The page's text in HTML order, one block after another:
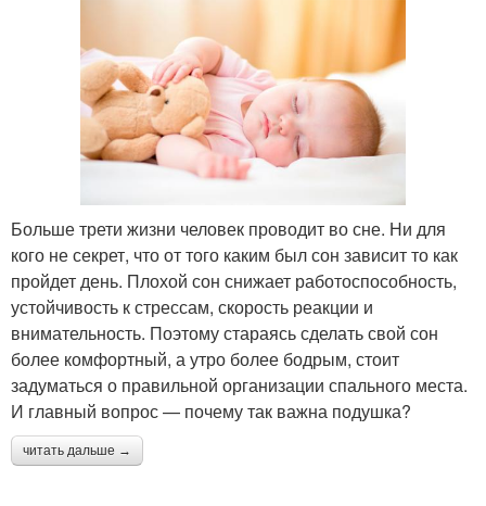
Больше трети жизни человек проводит во сне. Ни для
кого не секрет, что от того каким был сон зависит то как
пройдет день. Плохой сон снижает работоспособность,
устойчивость к стрессам, скорость реакции и
внимательность. Поэтому стараясь сделать свой сон
более комфортный, а утро более бодрым, стоит
задуматься о правильной организации спального места.
И главный вопрос — почему так важна подушка?
читать дальше →